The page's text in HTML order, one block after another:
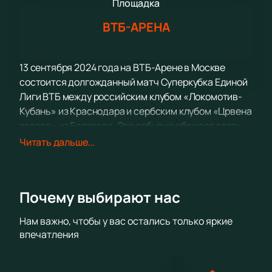
Площадка
ВТБ-АРЕНА
13 сентября 2024 года на ВТБ-Арене в Москве
состоится долгожданный матч Суперкубка Единой
Лиги ВТБ между российским клубом «Локомотив-
Кубань» из Краснодара и сербским клубом «Црвена
звезда» из Белграда. Это событие обещает стать
настоящим баскетбольным праздником, который
клубов, выступающий в Единой Лиге ВТБ. Команда
уровнем подготовки, что делает её одним из
фаворитов в любом турнире.
Читать дальше...
Почему выбирают нас
Нам важно, чтобы у вас остались только яркие
впечатления